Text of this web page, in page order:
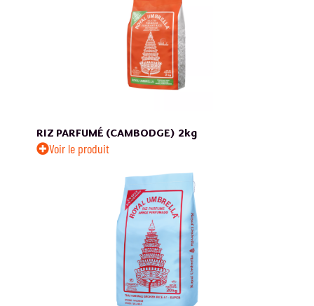
RIZ PARFUMÉ (CAMBODGE) 2kg
Voir le produit